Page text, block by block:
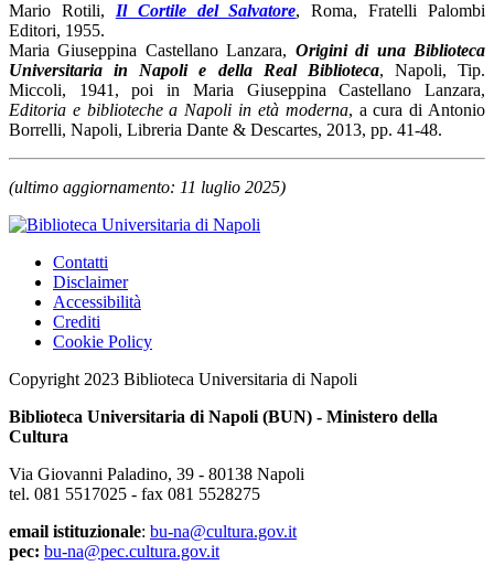
Mario Rotili, Il Cortile del Salvatore, Roma, Fratelli Palombi
Editori, 1955.
Maria Giuseppina Castellano Lanzara, Origini di una Biblioteca
Universitaria in Napoli e della Real Biblioteca, Napoli, Tip.
Miccoli, 1941, poi in Maria Giuseppina Castellano Lanzara,
Editoria e biblioteche a Napoli in età moderna, a cura di Antonio
Borrelli, Napoli, Libreria Dante & Descartes, 2013, pp. 41-48.
(ultimo aggiornamento: 11 luglio 2025)
Contatti
Disclaimer
Accessibilità
Crediti
Cookie Policy
Copyright 2023 Biblioteca Universitaria di Napoli
Biblioteca Universitaria di Napoli (BUN) - Ministero della
Cultura
Via Giovanni Paladino, 39 - 80138 Napoli
tel. 081 5517025 - fax 081 5528275
email istituzionale: bu-na@cultura.gov.it
pec: bu-na@pec.cultura.gov.it